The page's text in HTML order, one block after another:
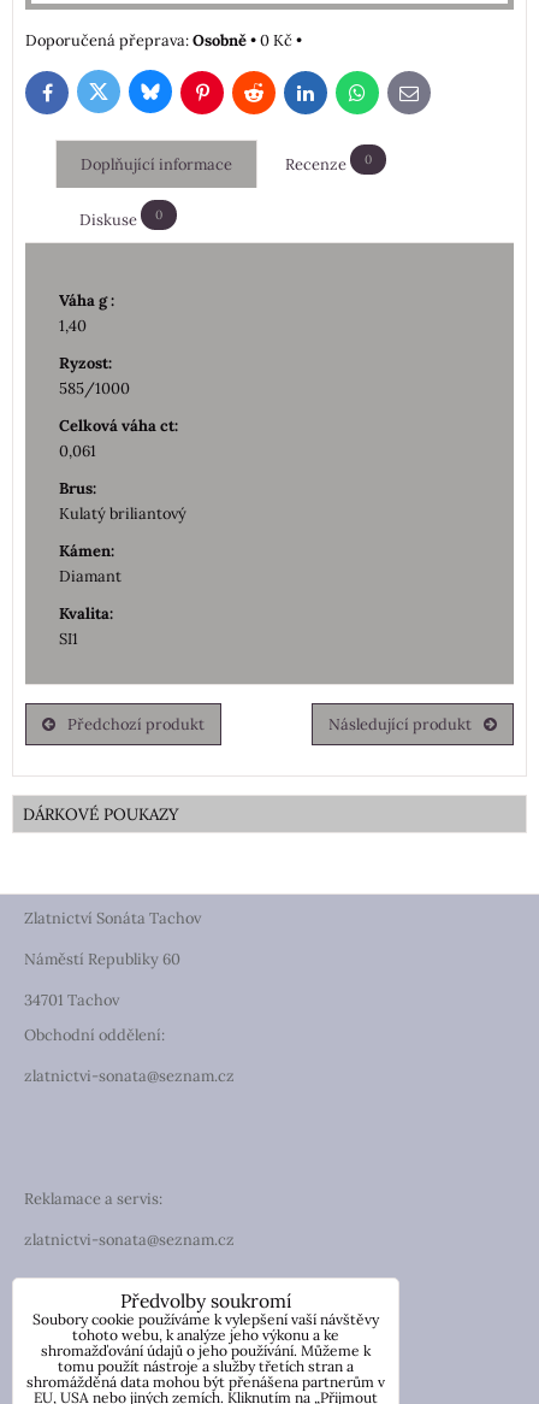
Osobně•0 Kč•
FacebookTwitterBlueskyPinterestRedditLinkedInWhatsApp
E-
mail
Doplňující informace Recenze 0
Diskuse 0
Váha g :
1,40
Ryzost:
585/1000
Celková váha ct:
0,061
Brus:
Kulatý briliantový
Kámen:
Diamant
Kvalita:
SI1
Předchozí produkt Následující produkt
DÁRKOVÉ POUKAZY
Zlatnictví Sonáta Tachov
Náměstí Republiky 60
34701 Tachov
Obchodní oddělení:
zlatnictvi-sonata@seznam.cz
Reklamace a servis:
zlatnictvi-sonata@seznam.cz
TELEFON
Telefon: +420 774 194 130
IČO: 13854976
DIČ: CZ7057181846
Předvolby soukromí
Soubory cookie používáme k vylepšení vaší návštěvy
tohoto webu, k analýze jeho výkonu a ke
shromažďování údajů o jeho používání. Můžeme k
tomu použít nástroje a služby třetích stran a
shromážděná data mohou být přenášena partnerům v
EU, USA nebo jiných zemích. Kliknutím na „Přijmout